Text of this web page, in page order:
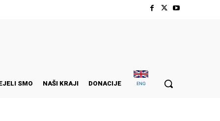
SMO NAŠI KRAJI DONACIJE ENG